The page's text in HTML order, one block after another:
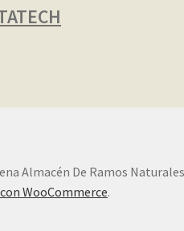
Almacén De Ramos
WooCommerce.